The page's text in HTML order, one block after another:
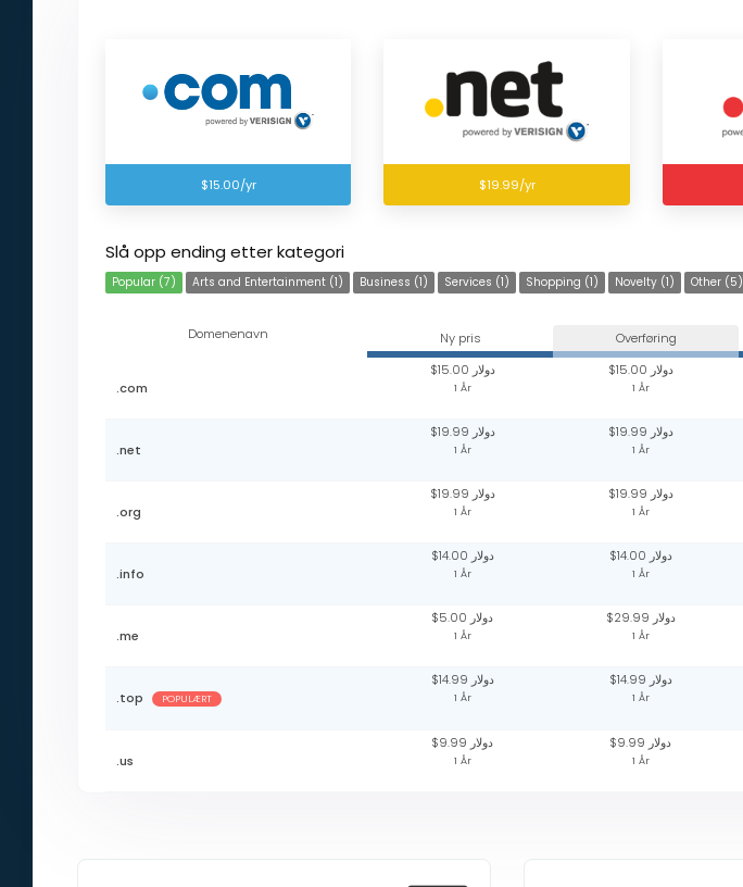
$15.00/yr $19.99/yr
Slå opp ending etter kategori
Popular (7) Arts and Entertainment (1) Business (1) Services (1) Shopping (1) Novelty (1) Other (5)
Domenenavn Ny pris Overføring
.com
$15.00 دولار
1 År
$15.00 دولار
1 År
.net
$19.99 دولار
1 År
$19.99 دولار
1 År
.org
$19.99 دولار
1 År
$19.99 دولار
1 År
.info
$14.00 دولار
1 År
$14.00 دولار
1 År
.me
$5.00 دولار
1 År
$29.99 دولار
1 År
.top POPULÆRT
$14.99 دولار
1 År
$14.99 دولار
1 År
.us
$9.99 دولار
1 År
$9.99 دولار
1 År